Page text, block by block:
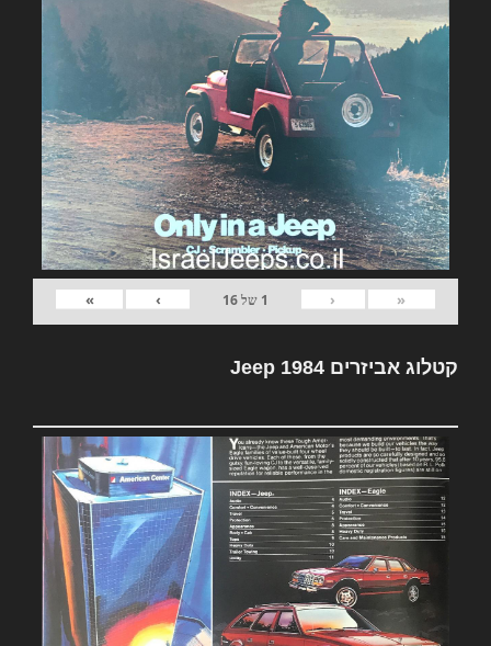
«
‹
1 של16
›
»
קטלוג אביזרים Jeep 1984